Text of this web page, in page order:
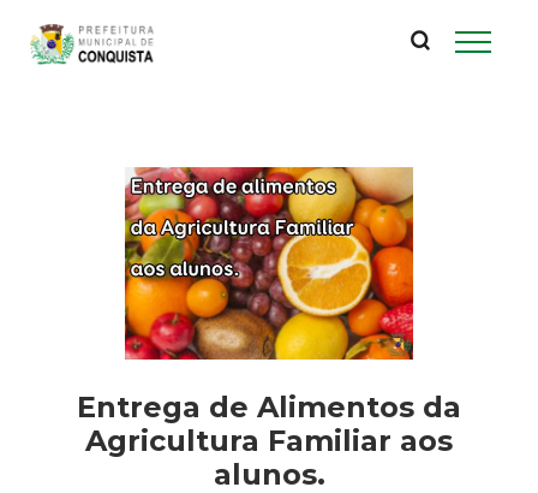
P
uEntrega de Alimentos da
Agricultura Familiar aos
alunos.